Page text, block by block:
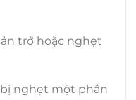
trở hoặc nghẹt
nghẹt một phần